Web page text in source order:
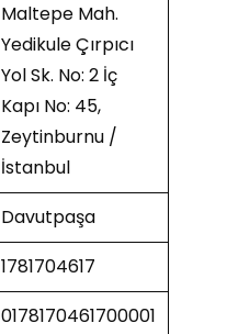
Maltepe Mah.
Yedikule Çırpıcı
Yol Sk. No: 2 İç
Kapı No: 45,
Zeytinburnu /
İstanbul
Davutpaşa
1781704617
0178170461700001